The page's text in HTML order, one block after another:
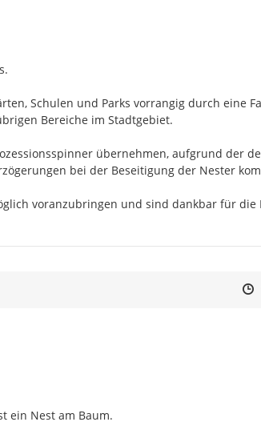
Schulen und Parks vorrangig durch eine
Bereiche im Stadtgebiet.
übernehmen, aufgrund der
bei der Beseitigung der Nester
voranzubringen und sind dankbar für die
ein Nest am Baum.